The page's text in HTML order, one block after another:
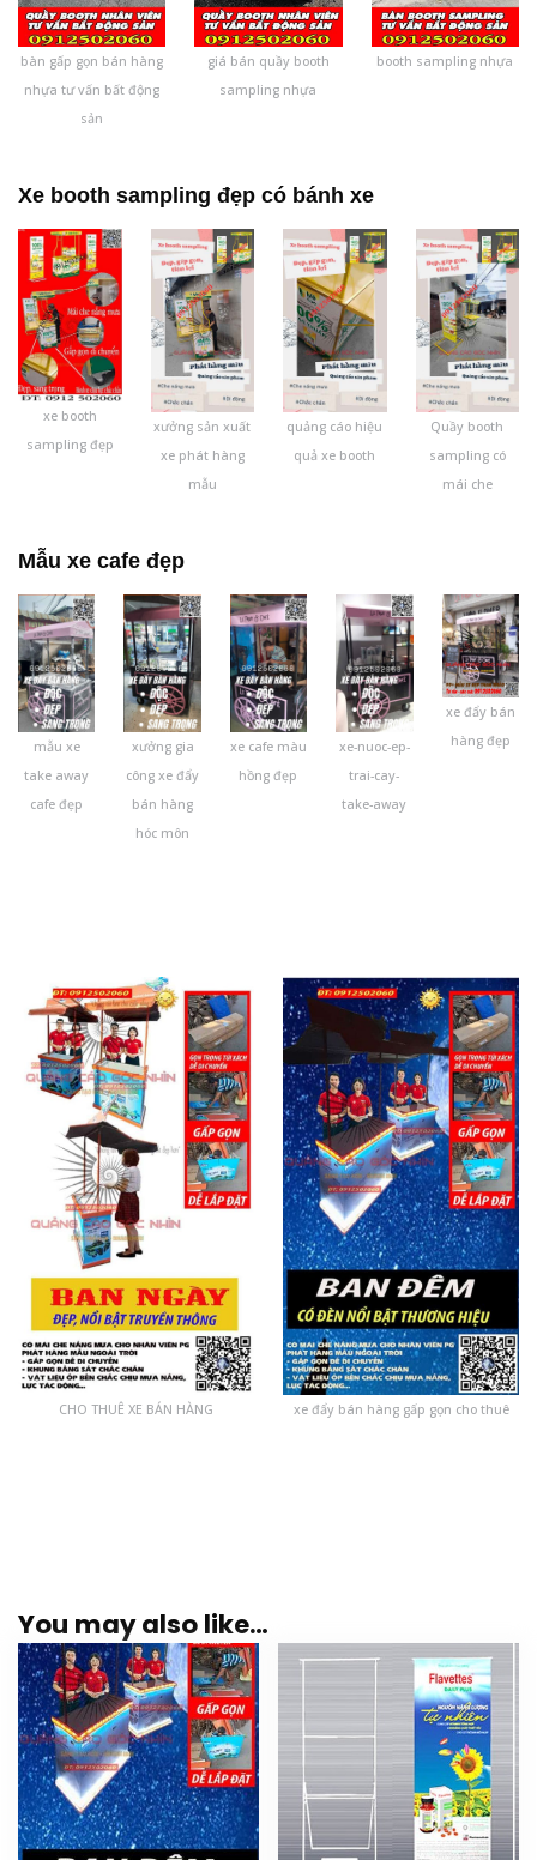
bàn gấp gọn bán hàng
nhựa tư vấn bất động
sản
giá bán quầy booth
sampling nhựa
booth sampling nhựa
Xe booth sampling đẹp có bánh xe
xe booth
sampling đẹp
xưởng sản xuất
xe phát hàng
mẫu
quảng cáo hiệu
quả xe booth
Quầy booth
sampling có
mái che
Mẫu xe cafe đẹp
mẫu xe
take away
cafe đẹp
xưởng gia
công xe đẩy
bán hàng
hóc môn
xe cafe màu
hồng đẹp
xe-nuoc-ep-
trai-cay-
take-away
xe đẩy bán
hàng đẹp
CHO THUÊ XE BÁN HÀNG xe đẩy bán hàng gấp gọn cho thuê
You may also like…